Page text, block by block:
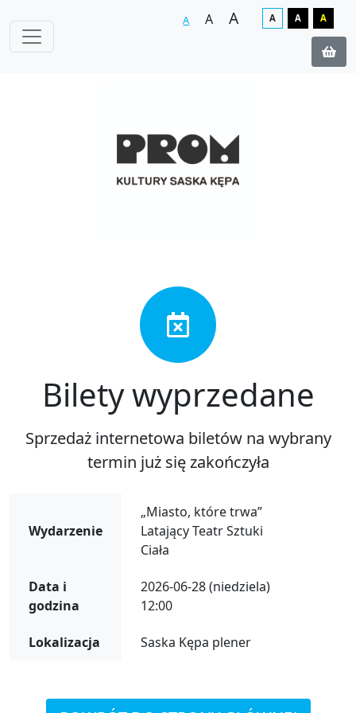
A A A A A A
Bilety wyprzedane
Sprzedaż internetowa biletów na wybrany
termin już się zakończyła
Wydarzenie
„Miasto, które trwa”
Latający Teatr Sztuki
Ciała
Data i
godzina
2026-06-28 (niedziela)
12:00
Lokalizacja Saska Kępa plener